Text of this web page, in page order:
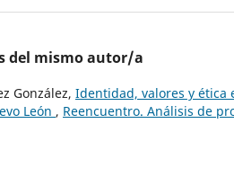
del mismo autor/a
González, Identidad, valores y ética
León , Reencuentro. Análisis de